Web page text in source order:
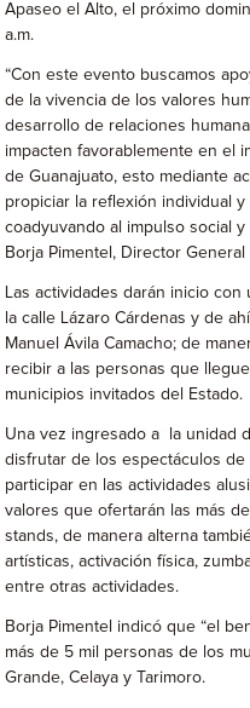
Apaseo el Alto, el próximo
a.m.
“Con este evento buscamos
de la vivencia de los valores
desarrollo de relaciones
impacten favorablemente en el
de Guanajuato, esto mediante
propiciar la reflexión individual
coadyuvando al impulso social
Borja Pimentel, Director
Las actividades darán inicio
la calle Lázaro Cárdenas y de
Manuel Ávila Camacho; de
recibir a las personas que
municipios invitados del Estado.
Una vez ingresado a la unidad
disfrutar de los espectáculos
participar en las actividades
valores que ofertarán las más
stands, de manera alterna
artísticas, activación física,
entre otras actividades.
Borja Pimentel indicó que “el
más de 5 mil personas de los
Grande, Celaya y Tarimoro.